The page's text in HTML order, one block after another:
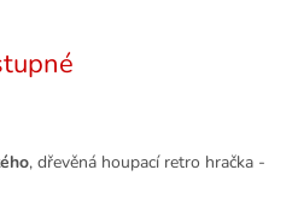
, dřevěná houpací retro hračka -